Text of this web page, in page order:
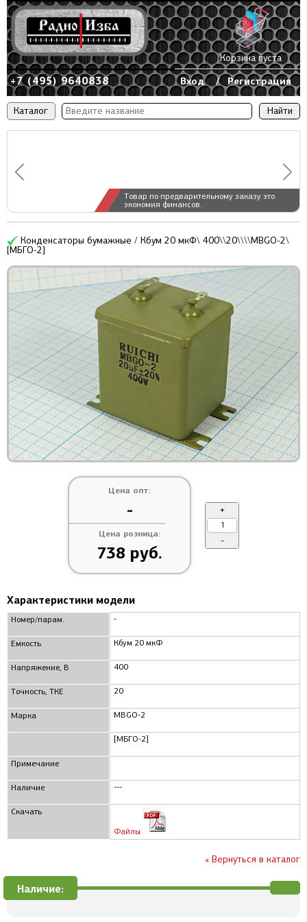
Каталог
Товар по предварительному заказу это
экономия финансов.
+7 (495) 9640838 Вход / Регистрация
Корзина пуста
Конденсаторы бумажные / Кбум 20 мкФ\ 400\\20\\\\MBGO-2\
[МБГО-2]
Цена опт:
-
Цена розница:
738 руб.
+
-
Характеристики модели
Номер/парам.
Емкость
Напряжение, В
Точность, ТКЕ
Марка
Примечание
Наличие
Скачать
-
Кбум 20 мкФ
400
20
MBGO-2
[МБГО-2]
---
Файлы
« Вернуться в каталог
Наличие: